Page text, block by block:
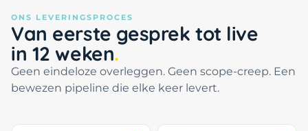
ONS LEVERINGSPROCES
Van eerste gesprek tot live
in 12 weken
Geen eindeloze overleggen. Geen scope-creep. Een
bewezen pipeline die elke keer levert.